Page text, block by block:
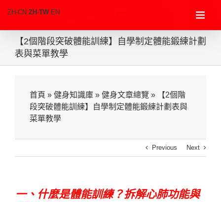
【2個階段突破體能訓練】自學制定體能鍛練計劃
表與菜單教學
首頁 » 健身知識庫 » 健身文章總覽 »
【2個階
段突破體能訓練】自學制定體能鍛練計劃表與
菜單教學
Previous Next
一、什麼是體能訓練？拆解心肺功能與
ZH-CN ZH-TW EN 免費下載電子書
-極速修身攻略